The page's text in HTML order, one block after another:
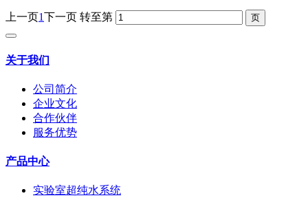
上一页1下一页 转至第
关于我们
公司简介
企业文化
合作伙伴
服务优势
产品中心
实验室超纯水系统